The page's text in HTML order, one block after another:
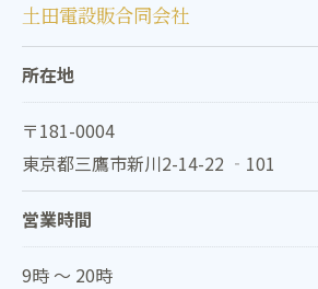
土田電設販合同会社
所在地
〒181-0004
東京都三鷹市新川2-14-22 ‐101
営業時間
9時 〜 20時